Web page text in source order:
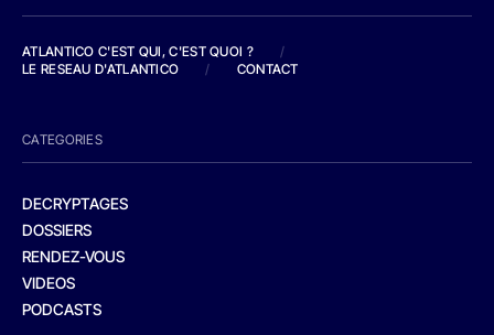
ATLANTICO C'EST QUI, C'EST QUOI ?
/
LE RESEAU D'ATLANTICO
/ CONTACT
CATEGORIES
DECRYPTAGES
DOSSIERS
RENDEZ-VOUS
VIDEOS
PODCASTS